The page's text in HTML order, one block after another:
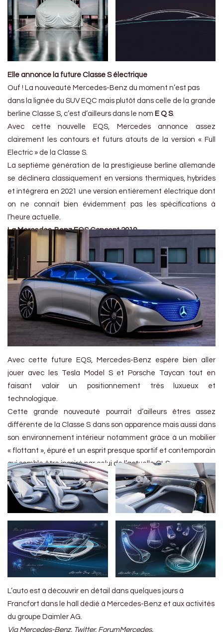
Elle annonce la future Classe S électrique
Ouf ! La nouveauté Mercedes-Benz du moment n’est pas
dans la lignée du SUV EQC mais plutôt dans celle de la grande
berline Classe S, c’est d’ailleurs dans le nom E Q S.
Avec cette nouvelle EQS, Mercedes annonce assez
clairement les contours et futurs atouts de la version « Full
Electric » de la Classe S.
La septième génération de la prestigieuse berline allemande
se déclinera classiquement en versions thermiques, hybrides
et intégrera en 2021 une version entièrement électrique dont
on ne connait bien évidemment pas les spécifications à
l’heure actuelle.
La Mercedes-Benz EQS Concept 2019
Avec cette future EQS, Mercedes-Benz espère bien aller
jouer avec les Tesla Model S et Porsche Taycan tout en
faisant valoir un positionnement très luxueux et
technologique.
Cette grande nouveauté pourrait d’ailleurs êtres assez
différente de la Classe S dans son apparence mais aussi dans
son environnement intérieur notamment grâce à un mobilier
« flottant », épuré et un esprit presque sportif et contemporain
qui semble être inspiré par celui de l’actuelle CLS.
L’auto est à découvrir en détail dans quelques jours à
Francfort dans le hall dédié à Mercedes-Benz et aux activités
du groupe Daimler AG.
Via Mercedes-Benz, Twitter, ForumMercedes.